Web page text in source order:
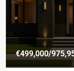
€499,000/